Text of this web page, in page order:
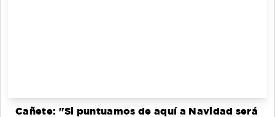
Cañete: "Si puntuamos de aquí a Navidad será